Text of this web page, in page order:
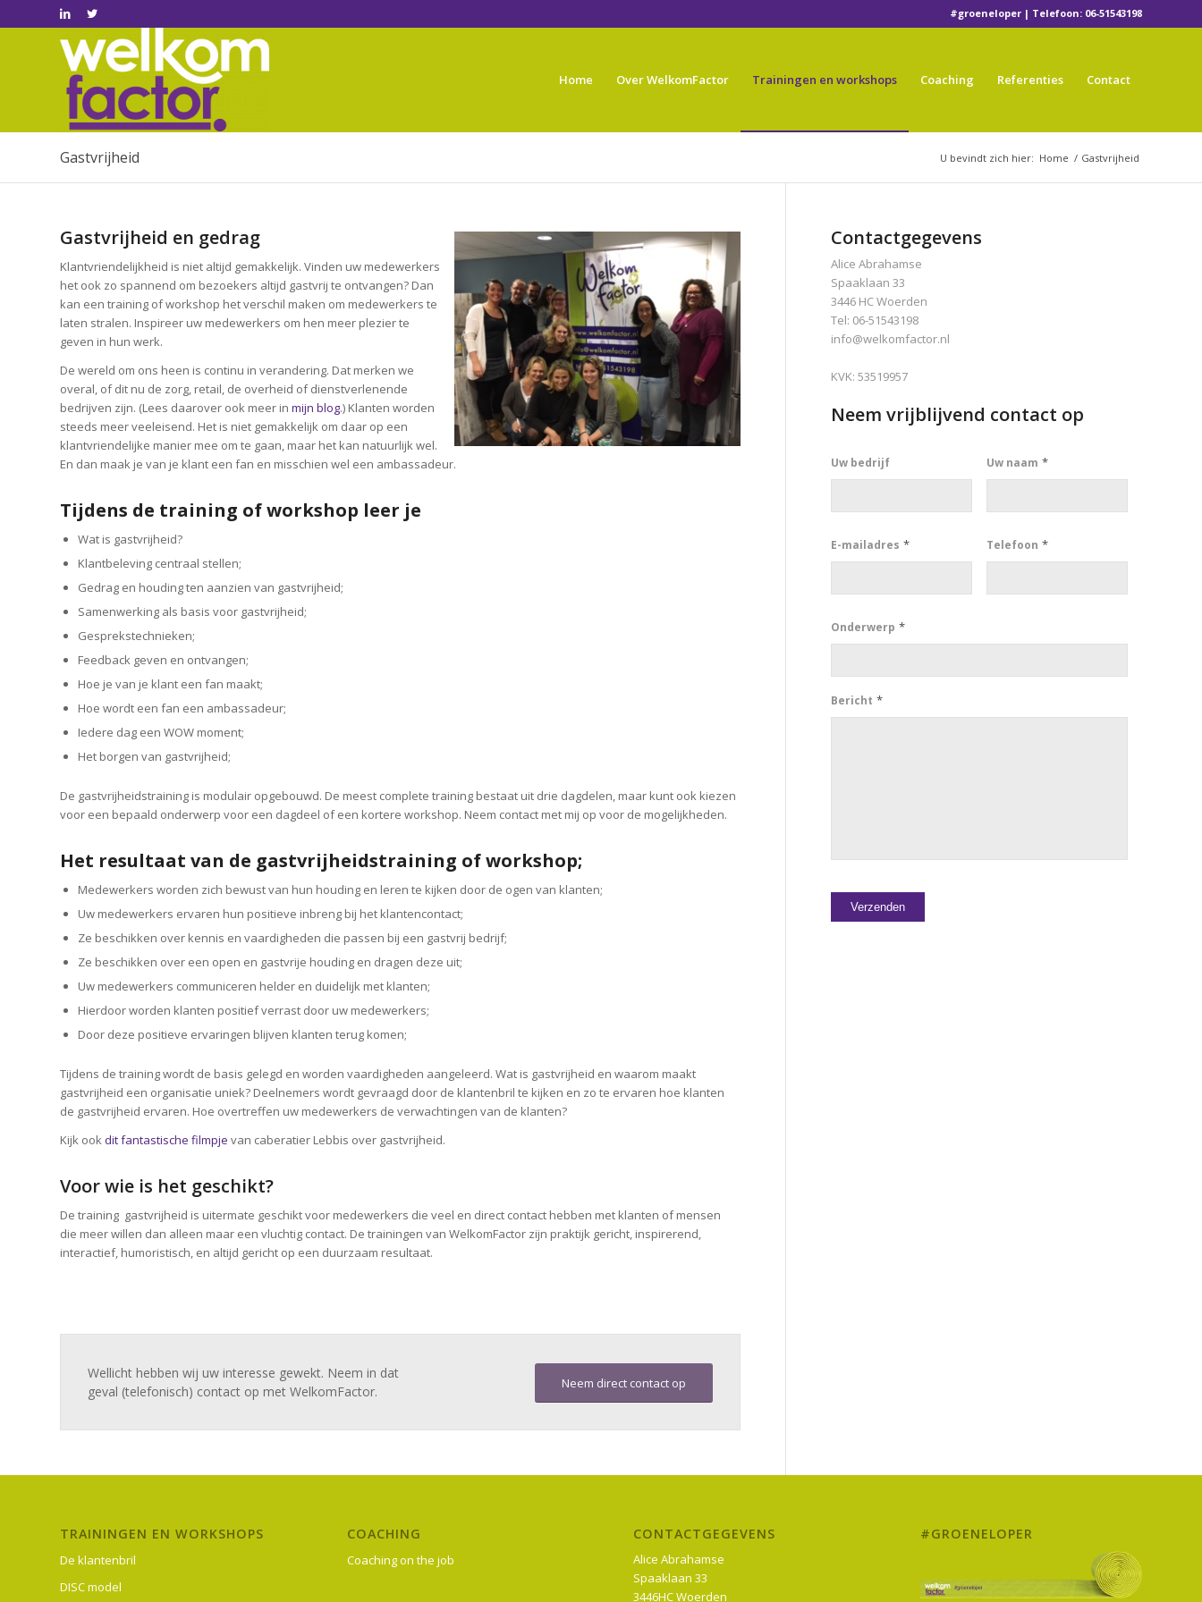
#groeneloper | Telefoon: 06-51543198
Home Over WelkomFactor Trainingen en workshops Coaching Referenties Contact
Gastvrijheid U bevindt zich hier: Home / Gastvrijheid
Gastvrijheid en gedrag
Klantvriendelijkheid is niet altijd gemakkelijk. Vinden uw medewerkers
het ook zo spannend om bezoekers altijd gastvrij te ontvangen? Dan
kan een training of workshop het verschil maken om medewerkers te
laten stralen. Inspireer uw medewerkers om hen meer plezier te
geven in hun werk.
De wereld om ons heen is continu in verandering. Dat merken we
overal, of dit nu de zorg, retail, de overheid of dienstverlenende
bedrijven zijn. (Lees daarover ook meer in mijn blog.) Klanten worden
steeds meer veeleisend. Het is niet gemakkelijk om daar op een
klantvriendelijke manier mee om te gaan, maar het kan natuurlijk wel.
En dan maak je van je klant een fan en misschien wel een ambassadeur.
Tijdens de training of workshop leer je
Wat is gastvrijheid?
Klantbeleving centraal stellen;
Gedrag en houding ten aanzien van gastvrijheid;
Samenwerking als basis voor gastvrijheid;
Gesprekstechnieken;
Feedback geven en ontvangen;
Hoe je van je klant een fan maakt;
Hoe wordt een fan een ambassadeur;
Iedere dag een WOW moment;
Het borgen van gastvrijheid;
De gastvrijheidstraining is modulair opgebouwd. De meest complete training bestaat uit drie dagdelen, maar kunt ook kiezen
voor een bepaald onderwerp voor een dagdeel of een kortere workshop. Neem contact met mij op voor de mogelijkheden.
Het resultaat van de gastvrijheidstraining of workshop;
Medewerkers worden zich bewust van hun houding en leren te kijken door de ogen van klanten;
Uw medewerkers ervaren hun positieve inbreng bij het klantencontact;
Ze beschikken over kennis en vaardigheden die passen bij een gastvrij bedrijf;
Ze beschikken over een open en gastvrije houding en dragen deze uit;
Uw medewerkers communiceren helder en duidelijk met klanten;
Hierdoor worden klanten positief verrast door uw medewerkers;
Door deze positieve ervaringen blijven klanten terug komen;
Tijdens de training wordt de basis gelegd en worden vaardigheden aangeleerd. Wat is gastvrijheid en waarom maakt
gastvrijheid een organisatie uniek? Deelnemers wordt gevraagd door de klantenbril te kijken en zo te ervaren hoe klanten
de gastvrijheid ervaren. Hoe overtreffen uw medewerkers de verwachtingen van de klanten?
Kijk ookdit fantastische filmpje van caberatier Lebbis over gastvrijheid.
Voor wie is het geschikt?
De training gastvrijheid is uitermate geschikt voor medewerkers die veel en direct contact hebben met klanten of mensen
die meer willen dan alleen maar een vluchtig contact. De trainingen van WelkomFactor zijn praktijk gericht, inspirerend,
interactief, humoristisch, en altijd gericht op een duurzaam resultaat.
Wellicht hebben wij uw interesse gewekt. Neem in dat
geval (telefonisch) contact op met WelkomFactor.
Neem direct contact op
Contactgegevens
Alice Abrahamse
Spaaklaan 33
3446 HC Woerden
Tel: 06-51543198
info@welkomfactor.nl
KVK: 53519957
Neem vrijblijvend contact op
Uw bedrijf Uw naam *
E-mailadres * Telefoon *
Onderwerp *
Bericht *
TRAININGEN EN WORKSHOPS
De klantenbril
DISC model
COACHING
Coaching on the job
CONTACTGEGEVENS
Alice Abrahamse
Spaaklaan 33
3446HC Woerden
#GROENELOPER